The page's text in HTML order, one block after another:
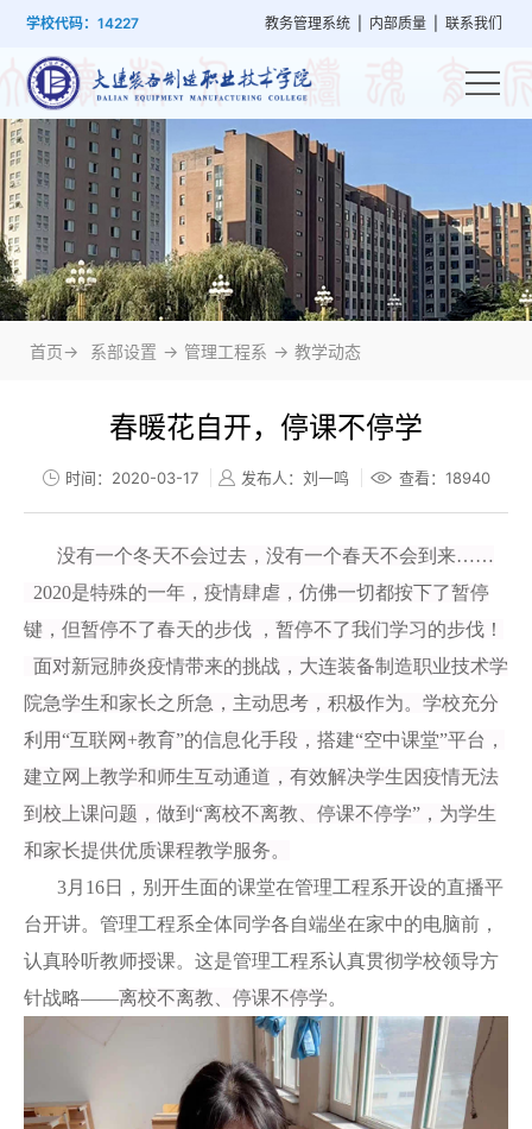
学校代码：14227 教务管理系统 内部质量 联系我们
概
况
建
设
管
理
设
置
工
作
就
业
培
训
首页-> 系部设置 -> 管理工程系 -> 教学动态
春暖花自开，停课不停学
时间：2020-03-17 发布人：刘一鸣 查看： 18940
没有一个冬天不会过去，没有一个春天不会到来……
2020是特殊的一年，疫情肆虐，仿佛一切都按下了暂停
键，但暂停不了春天的步伐 ，暂停不了我们学习的步伐！
面对新冠肺炎疫情带来的挑战， 大连装备制造职业技术学
院急学生和家长之所急，主动思考，积极作为。学校充分
利用“互联网+教育”的信息化手段，搭建“空中课堂”平台，
建立网上教学和师生互动通道，有效解决学生因疫情无法
到校上课问题，做到“离校不离教、停课不停学”，为学生
和家长提供优质课程教学服务。
3月 16日，别开生面的课堂在管理工程系开设的直播平
台开讲。 管理工程系全体同学各自端坐在家中的电脑前，
认真聆听教师授课。这是管理工程系认真贯彻学校领导方
针战略——离校不离教、停课不停学。